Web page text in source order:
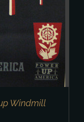
Windmill